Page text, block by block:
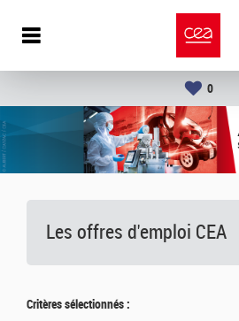
0
Les offres d'emploi CEA
Critères sélectionnés :